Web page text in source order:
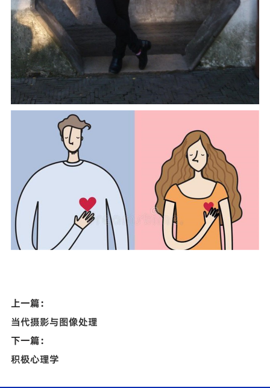
上一篇：
当代摄影与图像处理
下一篇：
积极心理学